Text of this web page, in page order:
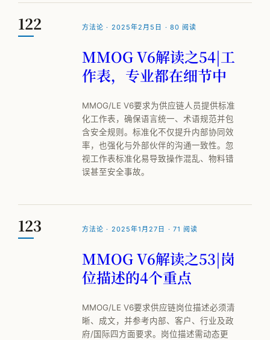
物流咨询公司怎么选
122 方法论 · 2025年2月5日 · 80 阅读
MMOG V6解读之54|工
作表，专业都在细节中
MMOG/LE V6要求为供应链人员提供标准
化工作表，确保语言统一、术语规范并包
含安全规则。标准化不仅提升内部协同效
率，也强化与外部伙伴的沟通一致性。忽
视工作表标准化易导致操作混乱、物料错
误甚至安全事故。
123 方法论 · 2025年1月27日 · 71 阅读
MMOG V6解读之53|岗
位描述的4个重点
MMOG/LE V6要求供应链岗位描述必须清
晰、成文，并参考内部、客户、行业及政
府/国际四方面要求。岗位描述需动态更